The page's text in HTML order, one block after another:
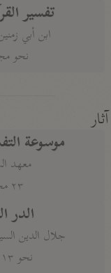
تفسير
ابن أبي زمنين
نحو
آثار
موسوعة
معهد
٢٣ مجلدًا
الدر
جلال الدين
نحو ١٣ مجلدًا